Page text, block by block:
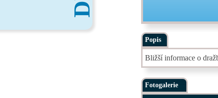
Popis
Bližší informace o
Fotogalerie